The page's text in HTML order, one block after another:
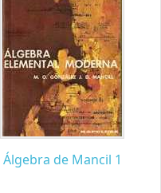
Álgebra de Mancil 1